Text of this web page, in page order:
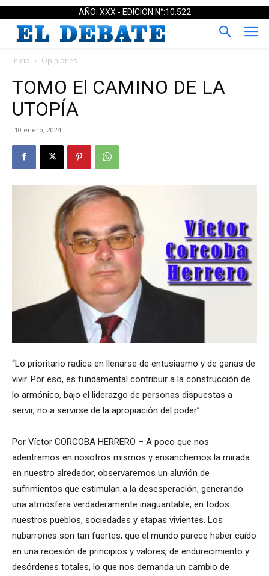
AÑO: XXX - EDICION N°:10.522
Inicio Opiniones
TOMO El CAMINO DE LA
UTOPÍA
10 enero, 2024
“Lo prioritario radica en llenarse de entusiasmo y de ganas de
vivir. Por eso, es fundamental contribuir a la construcción de
lo armónico, bajo el liderazgo de personas dispuestas a
servir, no a servirse de la apropiación del poder”.
Por Víctor CORCOBA HERRERO – A poco que nos
adentremos en nosotros mismos y ensanchemos la mirada
en nuestro alrededor, observaremos un aluvión de
sufrimientos que estimulan a la desesperación, generando
una atmósfera verdaderamente inaguantable, en todos
nuestros pueblos, sociedades y etapas vivientes. Los
nubarrones son tan fuertes, que el mundo parece haber caído
en una recesión de principios y valores, de endurecimiento y
desórdenes totales, lo que nos demanda un cambio de